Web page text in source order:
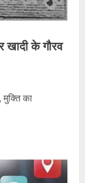
खादी के गौरव
का